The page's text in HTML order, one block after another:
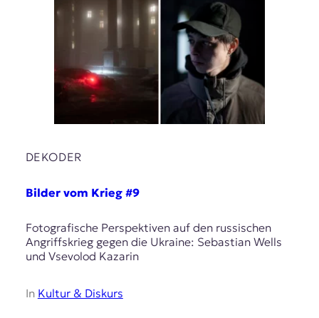
DEKODER
Bilder vom Krieg #9
Fotografische Perspektiven auf den russischen
Angriffskrieg gegen die Ukraine: Sebastian Wells
und Vsevolod Kazarin
In Kultur & Diskurs